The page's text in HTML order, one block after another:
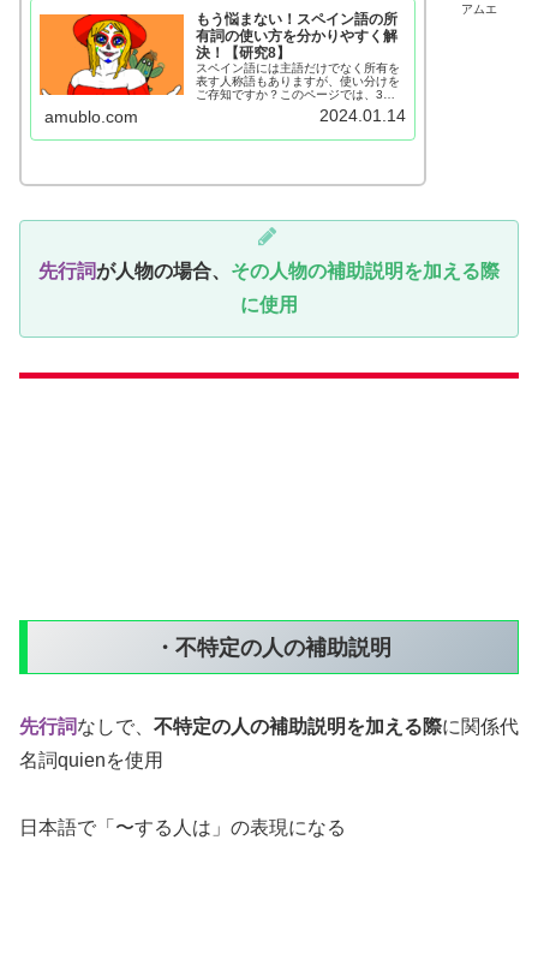
アムエ
もう悩まない！スペイン語の所
有詞の使い方を分かりやすく解
決！【研究8】
スペイン語には主語だけでなく所有を
表す人称語もありますが、使い分けを
ご存知ですか？このページでは、3種
類の所有詞の使い方を、図と例文で分
かりやすくまとめています。
amublo.com 2024.01.14
先行詞が人物の場合、 その人物の補助説明を加える際
に使用
・不特定の人の補助説明
先行詞なしで、 不特定の人の補助説明を加える際に関係代
名詞quienを使用
日本語で「〜する人は」の表現になる